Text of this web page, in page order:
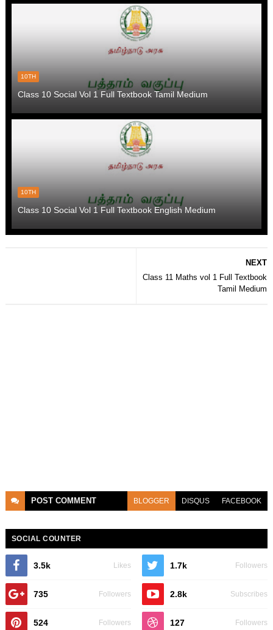
10TH
Class 10 Social Vol 1 Full Textbook Tamil Medium
10TH
Class 10 Social Vol 1 Full Textbook English Medium
NEXT
Class 11 Maths vol 1 Full Textbook
Tamil Medium
POST COMMENT BLOGGER DISQUS FACEBOOK
SOCIAL COUNTER
3.5k Likes 1.7k Followers
735 Followers 2.8k Subscribes
524 Followers 127 Followers